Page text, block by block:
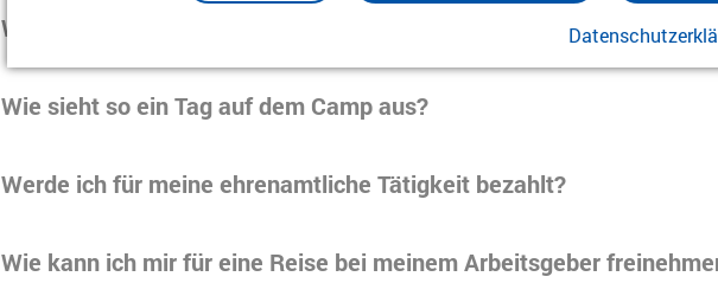
Wie viel Zeit muss ich für die Vorbereitung der Reise einplanen?
Wie sieht so ein Tag auf dem Camp aus?
Werde ich für meine ehrenamtliche Tätigkeit bezahlt?
Wie kann ich mir für eine Reise bei meinem Arbeitsgeber